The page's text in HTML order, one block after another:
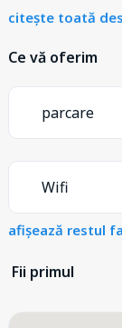
citește toată
Ce vă oferim
parcare
Wifi
afișează restul
Fii primul